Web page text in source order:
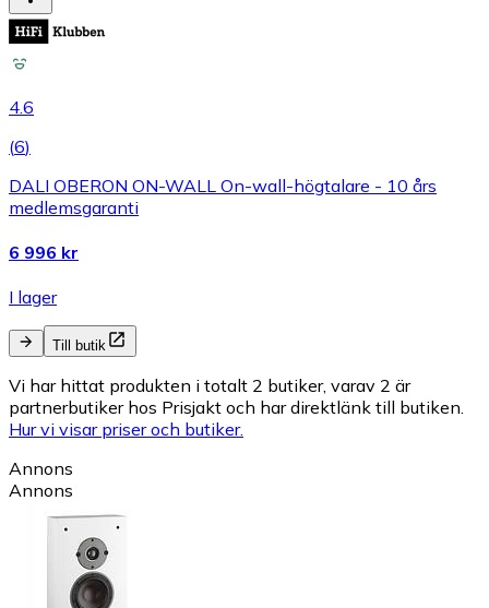
4.6
(6)
DALI OBERON ON-WALL On-wall-högtalare - 10 års
medlemsgaranti
6 996 kr
I lager
Till butik
Vi har hittat produkten i totalt 2 butiker, varav 2 är
partnerbutiker hos Prisjakt och har direktlänk till butiken.
Hur vi visar priser och butiker.
Annons
Annons